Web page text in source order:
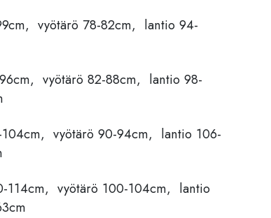
vyötärö 78-82cm, lantio 94-
vyötärö 82-88cm, lantio 98-
104cm, vyötärö 90-94cm, lantio 106-
114cm, vyötärö 100-104cm, lantio